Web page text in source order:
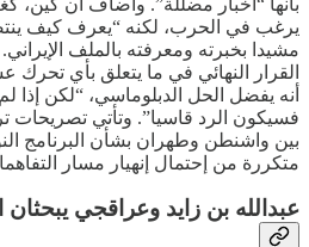
يرغب في الحرب، لكنه “يعرف كيف
مشيدا بخبرته ومعرفته بالملف
القرار النهائي في ما يتعلق بأي
أنه يفضل الحل الدبلوماسي، “لكن إذا
فسيكون الرد قاسيا”. وتأتي
بين واشنطن وطهران بشأن البرنامج
متكررة من إحتمال إنهيار مسار
عبدالله بن زايد وعراقجي